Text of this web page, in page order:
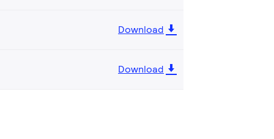
Download
Download